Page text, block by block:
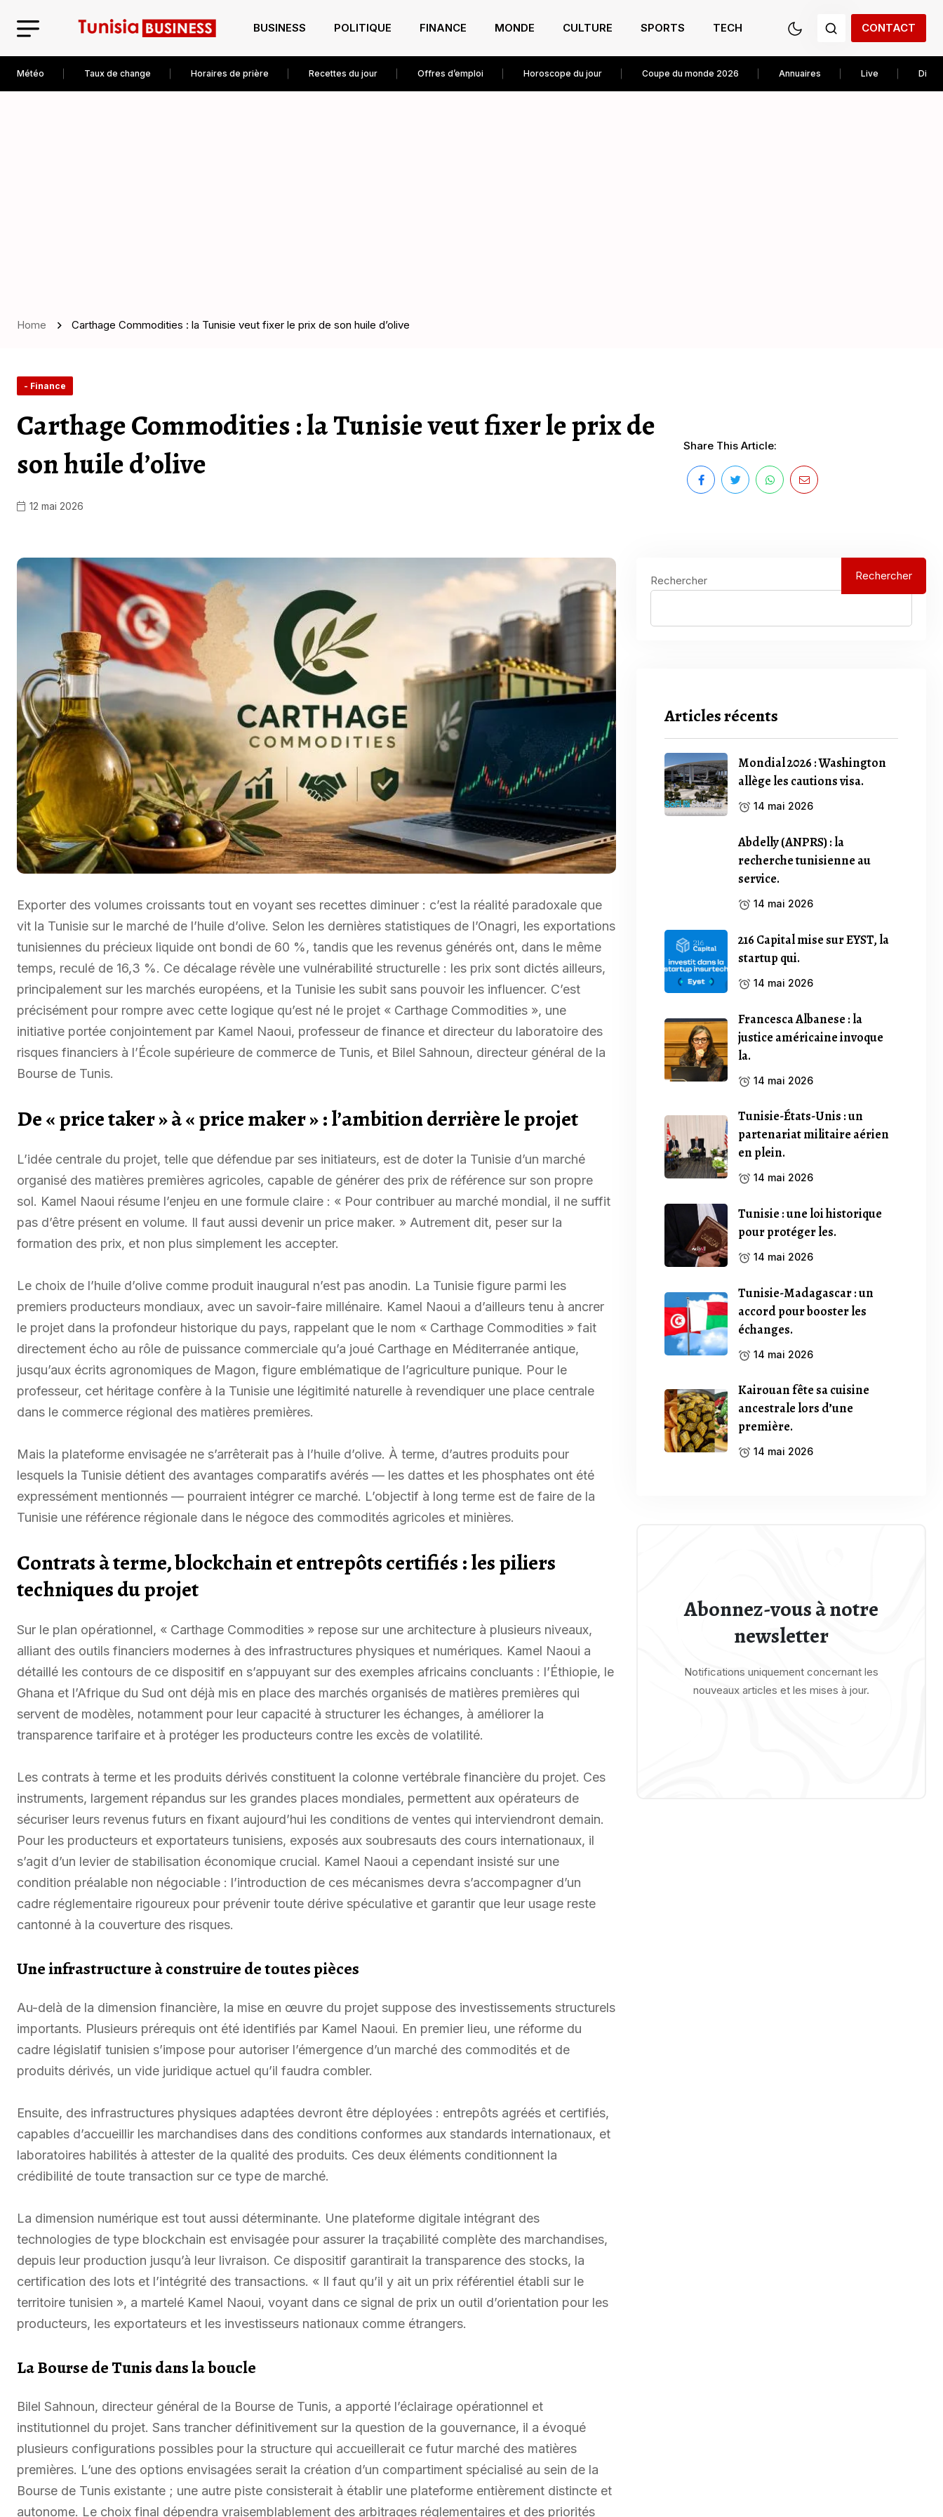
BUSINESS POLITIQUE FINANCE MONDE CULTURE SPORTS TECH CONTACT
Météo Taux de change Horaires de prière Recettes du jour Offres d’emploi Horoscope du jour Coupe du monde 2026 Annuaires Live
Home Carthage Commodities : la Tunisie veut fixer le prix de son huile d’olive
- Finance
Carthage Commodities : la Tunisie veut fixer le prix de
son huile d’olive
12 mai 2026
Share This Article:
Exporter des volumes croissants tout en voyant ses recettes diminuer : c’est la réalité paradoxale que
vit la Tunisie sur le marché de l’huile d’olive. Selon les dernières statistiques de l’Onagri, les exportations
tunisiennes du précieux liquide ont bondi de 60 %, tandis que les revenus générés ont, dans le même
temps, reculé de 16,3 %. Ce décalage révèle une vulnérabilité structurelle : les prix sont dictés ailleurs,
principalement sur les marchés européens, et la Tunisie les subit sans pouvoir les influencer. C’est
précisément pour rompre avec cette logique qu’est né le projet « Carthage Commodities », une
initiative portée conjointement par Kamel Naoui, professeur de finance et directeur du laboratoire des
risques financiers à l’École supérieure de commerce de Tunis, et Bilel Sahnoun, directeur général de la
Bourse de Tunis.
De « price taker » à « price maker » : l’ambition derrière le projet
L’idée centrale du projet, telle que défendue par ses initiateurs, est de doter la Tunisie d’un marché
organisé des matières premières agricoles, capable de générer des prix de référence sur son propre
sol. Kamel Naoui résume l’enjeu en une formule claire : « Pour contribuer au marché mondial, il ne suffit
pas d’être présent en volume. Il faut aussi devenir un price maker. » Autrement dit, peser sur la
formation des prix, et non plus simplement les accepter.
Le choix de l’huile d’olive comme produit inaugural n’est pas anodin. La Tunisie figure parmi les
premiers producteurs mondiaux, avec un savoir-faire millénaire. Kamel Naoui a d’ailleurs tenu à ancrer
le projet dans la profondeur historique du pays, rappelant que le nom « Carthage Commodities » fait
directement écho au rôle de puissance commerciale qu’a joué Carthage en Méditerranée antique,
jusqu’aux écrits agronomiques de Magon, figure emblématique de l’agriculture punique. Pour le
professeur, cet héritage confère à la Tunisie une légitimité naturelle à revendiquer une place centrale
dans le commerce régional des matières premières.
Mais la plateforme envisagée ne s’arrêterait pas à l’huile d’olive. À terme, d’autres produits pour
lesquels la Tunisie détient des avantages comparatifs avérés — les dattes et les phosphates ont été
expressément mentionnés — pourraient intégrer ce marché. L’objectif à long terme est de faire de la
Tunisie une référence régionale dans le négoce des commodités agricoles et minières.
Contrats à terme, blockchain et entrepôts certifiés : les piliers
techniques du projet
Sur le plan opérationnel, « Carthage Commodities » repose sur une architecture à plusieurs niveaux,
alliant des outils financiers modernes à des infrastructures physiques et numériques. Kamel Naoui a
détaillé les contours de ce dispositif en s’appuyant sur des exemples africains concluants : l’Éthiopie, le
Ghana et l’Afrique du Sud ont déjà mis en place des marchés organisés de matières premières qui
servent de modèles, notamment pour leur capacité à structurer les échanges, à améliorer la
transparence tarifaire et à protéger les producteurs contre les excès de volatilité.
Les contrats à terme et les produits dérivés constituent la colonne vertébrale financière du projet. Ces
instruments, largement répandus sur les grandes places mondiales, permettent aux opérateurs de
sécuriser leurs revenus futurs en fixant aujourd’hui les conditions de ventes qui interviendront demain.
Pour les producteurs et exportateurs tunisiens, exposés aux soubresauts des cours internationaux, il
s’agit d’un levier de stabilisation économique crucial. Kamel Naoui a cependant insisté sur une
condition préalable non négociable : l’introduction de ces mécanismes devra s’accompagner d’un
cadre réglementaire rigoureux pour prévenir toute dérive spéculative et garantir que leur usage reste
cantonné à la couverture des risques.
Une infrastructure à construire de toutes pièces
Au-delà de la dimension financière, la mise en œuvre du projet suppose des investissements structurels
importants. Plusieurs prérequis ont été identifiés par Kamel Naoui. En premier lieu, une réforme du
cadre législatif tunisien s’impose pour autoriser l’émergence d’un marché des commodités et de
produits dérivés, un vide juridique actuel qu’il faudra combler.
Ensuite, des infrastructures physiques adaptées devront être déployées : entrepôts agréés et certifiés,
capables d’accueillir les marchandises dans des conditions conformes aux standards internationaux, et
laboratoires habilités à attester de la qualité des produits. Ces deux éléments conditionnent la
crédibilité de toute transaction sur ce type de marché.
La dimension numérique est tout aussi déterminante. Une plateforme digitale intégrant des
technologies de type blockchain est envisagée pour assurer la traçabilité complète des marchandises,
depuis leur production jusqu’à leur livraison. Ce dispositif garantirait la transparence des stocks, la
certification des lots et l’intégrité des transactions. « Il faut qu’il y ait un prix référentiel établi sur le
territoire tunisien », a martelé Kamel Naoui, voyant dans ce signal de prix un outil d’orientation pour les
producteurs, les exportateurs et les investisseurs nationaux comme étrangers.
La Bourse de Tunis dans la boucle
Bilel Sahnoun, directeur général de la Bourse de Tunis, a apporté l’éclairage opérationnel et
institutionnel du projet. Sans trancher définitivement sur la question de la gouvernance, il a évoqué
plusieurs configurations possibles pour la structure qui accueillerait ce futur marché des matières
premières. L’une des options envisagées serait la création d’un compartiment spécialisé au sein de la
Bourse de Tunis existante ; une autre piste consisterait à établir une plateforme entièrement distincte et
autonome. Le choix final dépendra vraisemblablement des arbitrages réglementaires et des priorités
Rechercher Rechercher
Articles récents
Mondial 2026 : Washington
allège les cautions visa.
14 mai 2026
Abdelly (ANPRS) : la
recherche tunisienne au
service.
14 mai 2026
216 Capital mise sur EYST, la
startup qui.
14 mai 2026
Francesca Albanese : la
justice américaine invoque
la.
14 mai 2026
Tunisie-États-Unis : un
partenariat militaire aérien
en plein.
14 mai 2026
Tunisie : une loi historique
pour protéger les.
14 mai 2026
Tunisie-Madagascar : un
accord pour booster les
échanges.
14 mai 2026
Kairouan fête sa cuisine
ancestrale lors d’une
première.
14 mai 2026
Abonnez-vous à notre
newsletter
Notifications uniquement concernant les
nouveaux articles et les mises à jour.